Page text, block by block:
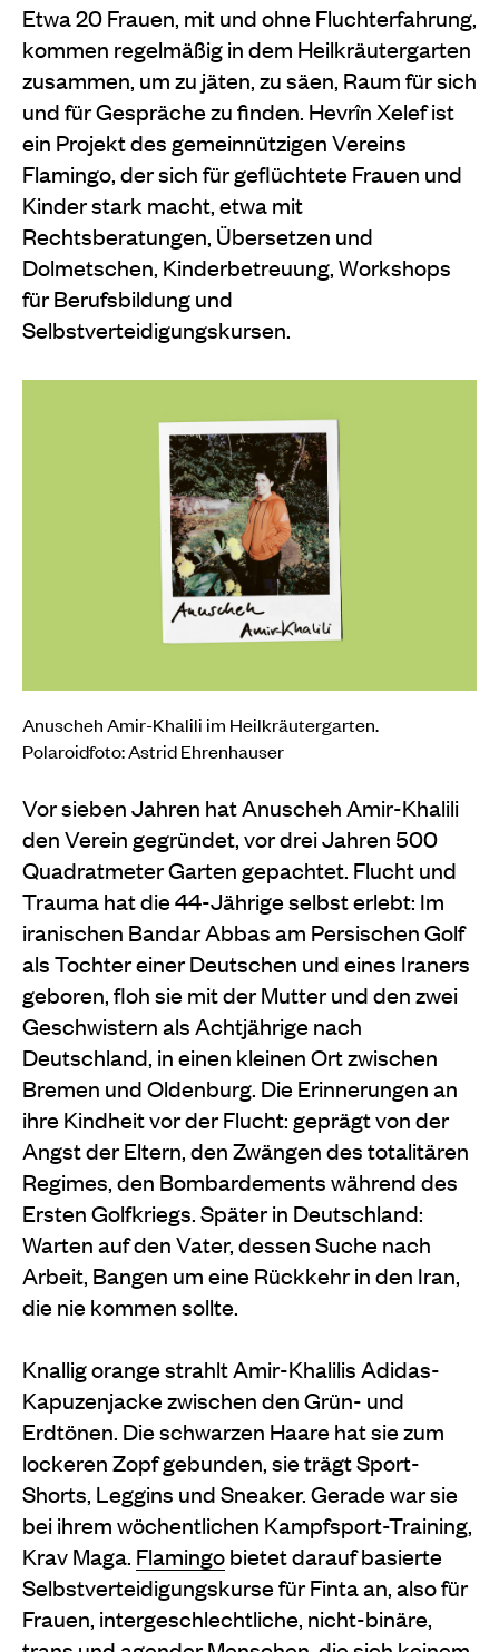
Etwa 20 Frauen, mit und ohne Fluchterfahrung,
kommen regelmäßig in dem Heilkräutergarten
zusammen, um zu jäten, zu säen, Raum für sich
und für Gespräche zu finden. Hevrîn Xelef ist
ein Projekt des gemeinnützigen Vereins
Flamingo, der sich für geflüchtete Frauen und
Kinder stark macht, etwa mit
Rechtsberatungen, Übersetzen und
Dolmetschen, Kinderbetreuung, Workshops
für Berufsbildung und
Selbstverteidigungskursen.
Anuscheh Amir-Khalili im Heilkräutergarten.
Polaroidfoto: Astrid Ehrenhauser
Vor sieben Jahren hat Anuscheh Amir-Khalili
den Verein gegründet, vor drei Jahren 500
Quadratmeter Garten gepachtet. Flucht und
Trauma hat die 44-Jährige selbst erlebt: Im
iranischen Bandar Abbas am Persischen Golf
als Tochter einer Deutschen und eines Iraners
geboren, floh sie mit der Mutter und den zwei
Geschwistern als Achtjährige nach
Deutschland, in einen kleinen Ort zwischen
Bremen und Oldenburg. Die Erinnerungen an
ihre Kindheit vor der Flucht: geprägt von der
Angst der Eltern, den Zwängen des totalitären
Regimes, den Bombardements während des
Ersten Golfkriegs. Später in Deutschland:
Warten auf den Vater, dessen Suche nach
Arbeit, Bangen um eine Rückkehr in den Iran,
die nie kommen sollte.
Knallig orange strahlt Amir-Khalilis Adidas-
Kapuzenjacke zwischen den Grün- und
Erdtönen. Die schwarzen Haare hat sie zum
lockeren Zopf gebunden, sie trägt Sport-
Shorts, Leggins und Sneaker. Gerade war sie
bei ihrem wöchentlichen Kampfsport-Training,
Krav Maga. Flamingobietet darauf basierte
Selbstverteidigungskurse für Finta an, also für
Frauen, intergeschlechtliche, nicht-binäre,